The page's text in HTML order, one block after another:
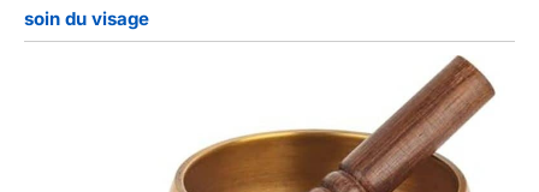
soin du visage